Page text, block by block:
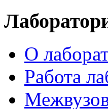
О
Работа